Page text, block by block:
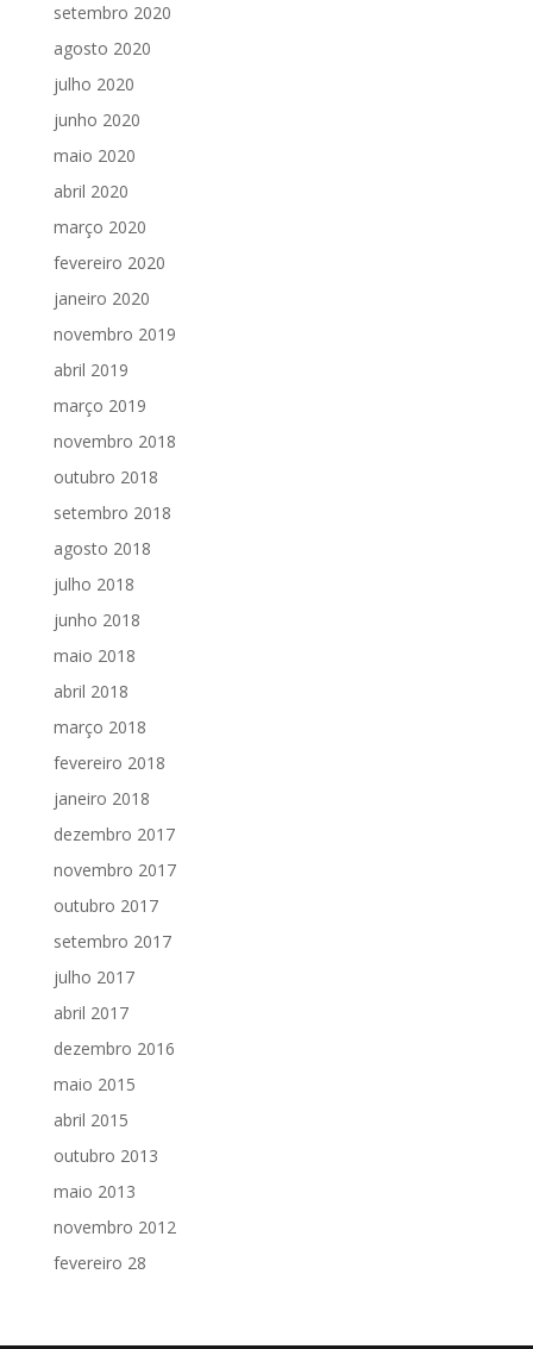
setembro 2020
agosto 2020
julho 2020
junho 2020
maio 2020
abril 2020
março 2020
fevereiro 2020
janeiro 2020
novembro 2019
abril 2019
março 2019
novembro 2018
outubro 2018
setembro 2018
agosto 2018
julho 2018
junho 2018
maio 2018
abril 2018
março 2018
fevereiro 2018
janeiro 2018
dezembro 2017
novembro 2017
outubro 2017
setembro 2017
julho 2017
abril 2017
dezembro 2016
maio 2015
abril 2015
outubro 2013
maio 2013
novembro 2012
fevereiro 28